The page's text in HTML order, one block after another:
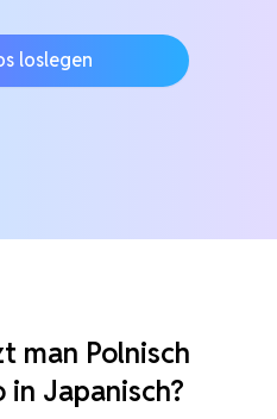
loslegen
man Polnisch
Japanisch?